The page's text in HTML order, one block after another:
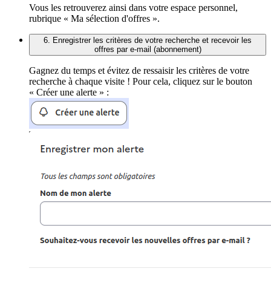
Vous les retrouverez ainsi dans votre espace personnel,
rubrique « Ma sélection d'offres ».
6. Enregistrer les critères de votre recherche et recevoir les
offres par e-mail (abonnement)
Gagnez du temps et évitez de ressaisir les critères de votre
recherche à chaque visite ! Pour cela, cliquez sur le bouton
« Créer une alerte » :